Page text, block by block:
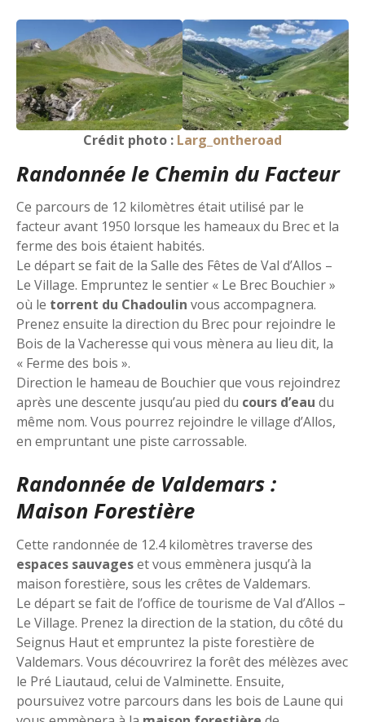
Crédit photo : Larg_ontheroad
Randonnée le Chemin du Facteur
Ce parcours de 12 kilomètres était utilisé par le
facteur avant 1950 lorsque les hameaux du Brec et la
ferme des bois étaient habités.
Le départ se fait de la Salle des Fêtes de Val d’Allos –
Le Village. Empruntez le sentier « Le Brec Bouchier »
où le torrent du Chadoulin vous accompagnera.
Prenez ensuite la direction du Brec pour rejoindre le
Bois de la Vacheresse qui vous mènera au lieu dit, la
« Ferme des bois ».
Direction le hameau de Bouchier que vous rejoindrez
après une descente jusqu’au pied du cours d’eau du
même nom. Vous pourrez rejoindre le village d’Allos,
en empruntant une piste carrossable.
Randonnée de Valdemars :
Maison Forestière
Cette randonnée de 12.4 kilomètres traverse des
espaces sauvageset vous emmènera jusqu’à la
maison forestière, sous les crêtes de Valdemars.
Le départ se fait de l’office de tourisme de Val d’Allos –
Le Village. Prenez la direction de la station, du côté du
Seignus Haut et empruntez la piste forestière de
Valdemars. Vous découvrirez la forêt des mélèzes avec
le Pré Liautaud, celui de Valminette. Ensuite,
poursuivez votre parcours dans les bois de Laune qui